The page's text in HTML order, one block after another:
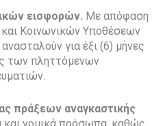
εισφορών. Με απόφαση
Κοινωνικών Υποθέσεων
για έξι (6) μήνες
των πληττόμενων
πράξεων αναγκαστικής